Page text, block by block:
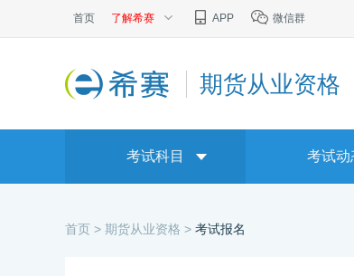
首页 了解希赛 APP 微信群
期货从业资格
考试科目 考试动
首页 > 期货从业资格 > 考试报名